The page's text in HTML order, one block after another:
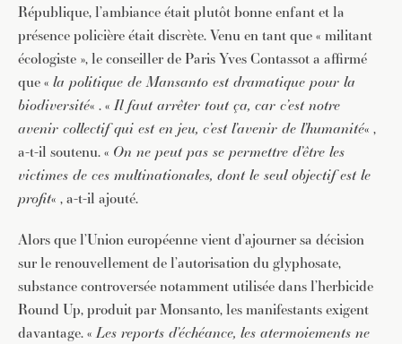
République, l’ambiance était plutôt bonne enfant et la
présence policière était discrète. Venu en tant que « militant
écologiste », le conseiller de Paris Yves Contassot a affirmé
que « la politique de Mansanto est dramatique pour la
biodiversité« . «Il faut arrêter tout ça, car c’est notre
avenir collectif qui est en jeu, c’est l’avenir de l’humanité« ,
a-t-il soutenu. « On ne peut pas se permettre d’être les
victimes de ces multinationales, dont le seul objectif est le
profit« , a-t-il ajouté.
Alors que l’Union européenne vient d’ajourner sa décision
sur le renouvellement de l’autorisation du glyphosate,
substance controversée notamment utilisée dans l’herbicide
Round Up, produit par Monsanto, les manifestants exigent
davantage. «Les reports d’échéance, les atermoiements ne